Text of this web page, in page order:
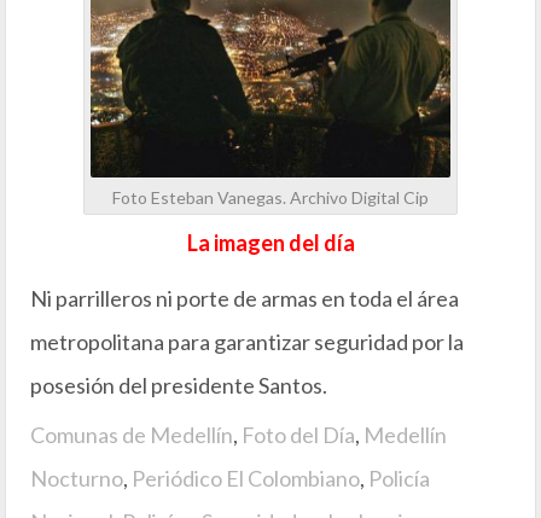
Foto Esteban Vanegas. Archivo Digital Cip
La imagen del día
Ni parrilleros ni porte de armas en toda el área
metropolitana para garantizar seguridad por la
posesión del presidente Santos.
Comunas de Medellín, Foto del Día, Medellín
Nocturno, Periódico El Colombiano, Policía